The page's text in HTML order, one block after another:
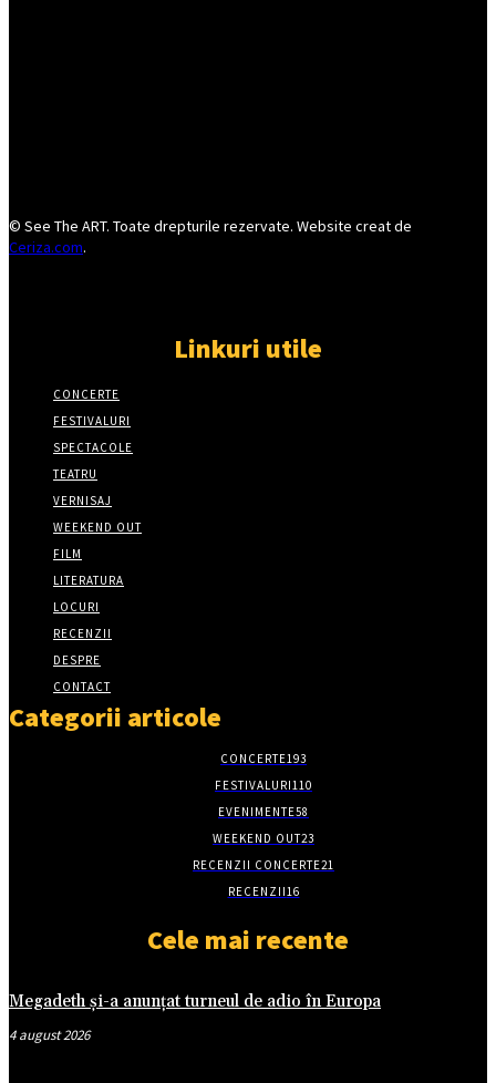
© See The ART. Toate drepturile rezervate. Website creat de
Ceriza.com.
Linkuri utile
CONCERTE
FESTIVALURI
SPECTACOLE
TEATRU
VERNISAJ
WEEKEND OUT
FILM
LITERATURA
LOCURI
RECENZII
DESPRE
CONTACT
Categorii articole
CONCERTE193
FESTIVALURI110
EVENIMENTE58
WEEKEND OUT23
RECENZII CONCERTE21
RECENZII16
Cele mai recente
Megadeth și-a anunțat turneul de adio în Europa
4 august 2026